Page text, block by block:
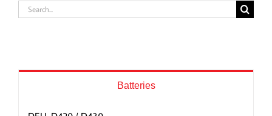
Search
for:
Batteries